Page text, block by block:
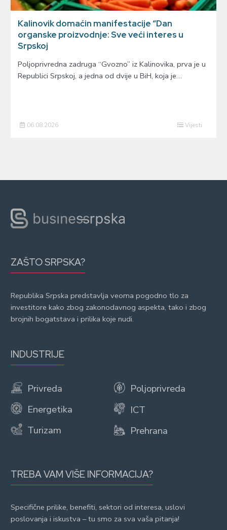
Kalinovik domaćin manifestacije “Dan
organske proizvodnje: Sve veći interes u
Srpskoj
Poljoprivredna zadruga “Gvozno” iz Kalinovika, prva je u
Republici Srpskoj, a jedna od dvije u BiH, koja je…
06.08.2026 Vijesti
ZAŠTO SRPSKA?
Republika Srpska predstavlja veoma pogodno tlo za
investitore kako zbog zakonodavnog aspekta, tako i zbog
brojnih bogatstava i prilika koje nudi.
INDUSTRIJE
Privreda
Energetika
Turizam
Poljoprivreda
ICT
Prehrana
TREBA VAM VIŠE INFORMACIJA?
Specifične prilike, benefiti, sektori od interesa, uslovi
poslovanja i iskustva – tu smo za sva vaša pitanja!